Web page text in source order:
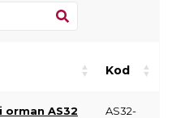
Kod
AS32
AS32-